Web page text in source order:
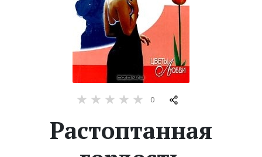
обсуждаемые
Жанры
0
Растоптанная